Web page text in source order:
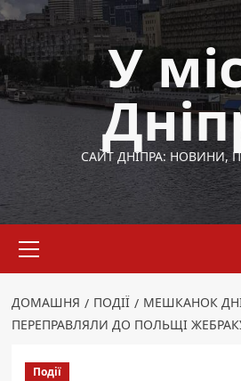
Перейти
до
вмісту
У
САЙТ ДНІПРА: НОВИНИ,
меню
ДОМАШНЯ ПОДІЇ
МЕШКАНОК
ПЕРЕПРАВЛЯЛИ ДО ПОЛЬЩІ
Події